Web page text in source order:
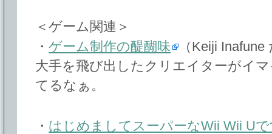
＜ゲーム関連＞
・ ゲーム制作の醍醐味
（Keiji
大手を飛び出したクリエイターがイ
てるなぁ。
・ はじめましてスーパーなWii Wii U